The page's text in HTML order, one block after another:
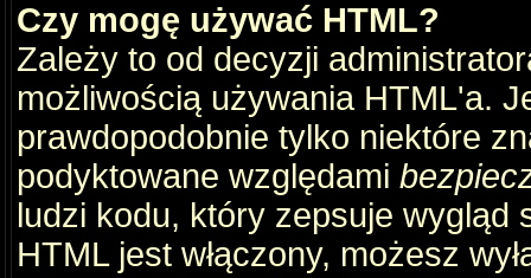
Czy mogę używać HTML?
Zależy to od decyzji
możliwością używania HTML'a.
prawdopodobnie tylko niektóre
podyktowane względami
ludzi kodu, który zepsuje wygląd
HTML jest włączony, możesz